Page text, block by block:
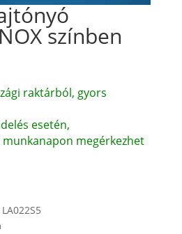
színben
raktárból, gyors
esetén,
megérkezhet